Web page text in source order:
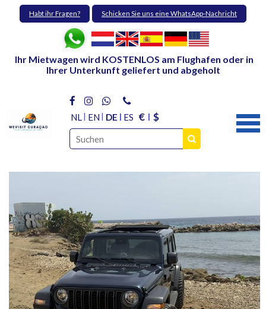
Habt ihr Fragen? Schicken Sie uns eine WhatsApp-Nachricht
Ihr Mietwagen wird KOSTENLOS am Flughafen oder in
Ihrer Unterkunft geliefert und abgeholt
NL EN DE ES € $